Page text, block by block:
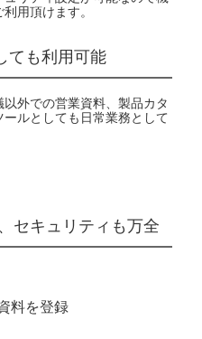
用頂けます。
ても利用可能
外での営業資料、製品カタ
ルとしても日常業務として
セキュリティも万全
料を登録